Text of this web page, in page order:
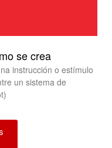
se crea
instrucción o estímulo
un sistema de